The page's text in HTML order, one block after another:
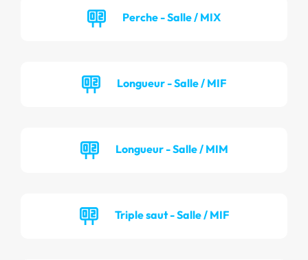
Perche - Salle / MIX
Longueur - Salle / MIF
Longueur - Salle / MIM
Triple saut - Salle / MIF